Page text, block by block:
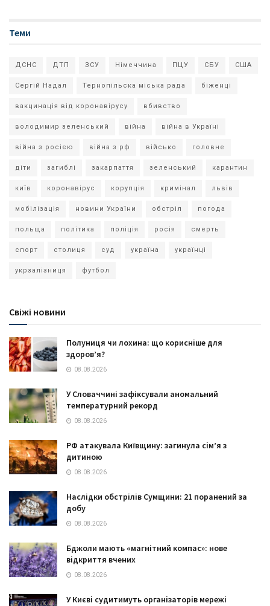
Теми
ДСНС ДТП ЗСУ Німеччина ПЦУ СБУ США
Сергій Надал Тернопільска міська рада біженці
вакцинація від коронавірусу вбивство
володимир зеленський війна війна в Україні
війна з росією війна з рф військо головне
діти загиблі закарпаття зеленський карантин
київ коронавірус корупція кримінал львів
мобілізація новини України обстріл погода
польща політика поліція росія смерть
спорт столиця суд україна українці
укрзалізниця футбол
Свіжі новини
Полуниця чи лохина: що корисніше для
здоров’я?
08.08.2026
У Словаччині зафіксували аномальний
температурний рекорд
08.08.2026
РФ атакувала Київщину: загинула сім’я з
дитиною
08.08.2026
Наслідки обстрілів Сумщини: 21 поранений за
добу
08.08.2026
Бджоли мають «магнітний компас»: нове
відкриття вчених
08.08.2026
У Києві судитимуть організаторів мережі